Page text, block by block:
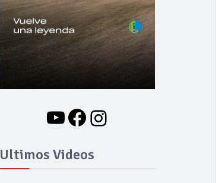
YouTube
Facebook
Instagram
Ultimos Videos